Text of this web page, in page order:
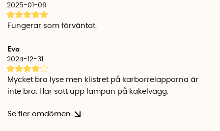
2025-01-09
Fungerar som förväntat.
Eva
2024-12-31
Mycket bra lyse men klistret på karborrelapparna är
inte bra. Har satt upp lampan på kakelvägg.
Se fler omdömen